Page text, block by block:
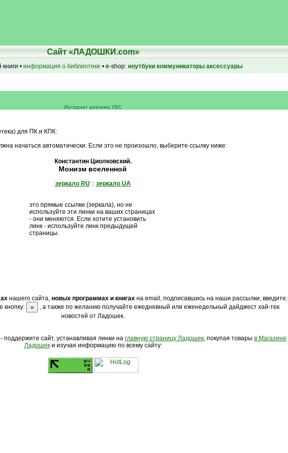
Сайт «ЛАДОШКИ.com»
• информация о библиотеке • e-shop: ноутбуки коммуникаторы аксессуары
Интернет реклама УБС
для ПК и КПК:
начаться автоматически. Если это не произошло, выберите ссылку ниже:
Константин Циолковский.
Монизм вселенной
зеркало RU :: зеркало UA
это прямые ссылки (зеркала), но не
используйте эти линки на ваших страницах
- они меняются. Если хотите установить
линк - используйте линк предыдущей
страницы.
нашего сайта, новых программах и книгах на email, подписавшись на наши рассылки, введите:
кнопку:
, а также по желанию получайте ежедневный или еженедельный дайджест хай-тек
новостей от Ладошек.
- поддержите сайт, устанавливая линки на главную страницу Ладошек, покупая товары в Магазине
Ладошеки изучая информацию по всему сайту: